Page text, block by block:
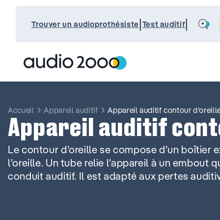
Trouver un audioprothésiste|Test auditif|
Accueil Appareil auditif Appareil auditif contour
Appareil auditif
Le contour d’oreille se compose d’un boîtier
l’oreille. Un tube relie l’appareil à un embout
conduit auditif. Il est adapté aux pertes